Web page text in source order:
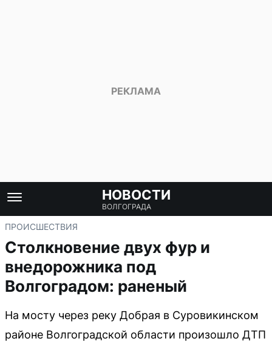
НОВОСТИ
ВОЛГОГРАДА
ПРОИСШЕСТВИЯ
Столкновение двух фур и
внедорожника под
Волгоградом: раненый
На мосту через реку Добрая в Суровикинском
районе Волгоградской области произошло ДТП